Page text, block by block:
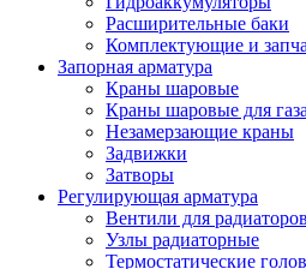
Расширительные баки
Комплектующие и
Запорная арматура
Краны шаровые
Краны шаровые для газа
Незамерзающие краны
Задвижки
Затворы
Регулирующая арматура
Вентили для радиаторов
Узлы радиаторные
Термостатические